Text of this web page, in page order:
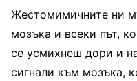
Жестомимичните ни
мозъка и всеки път,
се усмихнеш дори и
сигнали към мозъка,